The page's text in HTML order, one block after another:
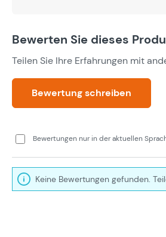
Bewerten Sie dieses
Teilen Sie Ihre Erfahrungen mit
Bewertung schreiben
Bewertungen nur in der aktuellen
Keine Bewertungen gefunden.